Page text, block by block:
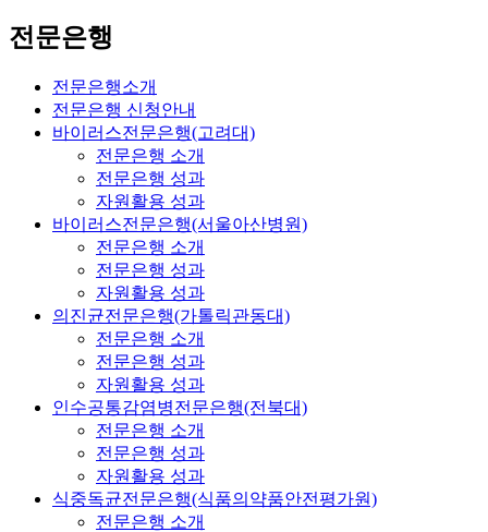
전문은행
전문은행소개
전문은행 신청안내
바이러스전문은행(고려대)
전문은행 소개
전문은행 성과
자원활용 성과
바이러스전문은행(서울아산병원)
전문은행 소개
전문은행 성과
자원활용 성과
의진균전문은행(가톨릭관동대)
전문은행 소개
전문은행 성과
자원활용 성과
인수공통감염병전문은행(전북대)
전문은행 소개
전문은행 성과
자원활용 성과
식중독균전문은행(식품의약품안전평가원)
전문은행 소개